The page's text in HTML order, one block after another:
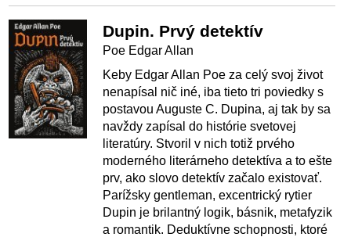
Dupin. Prvý detektív
Poe Edgar Allan
Keby Edgar Allan Poe za celý svoj život
nenapísal nič iné, iba tieto tri poviedky s
postavou Auguste C. Dupina, aj tak by sa
navždy zapísal do histórie svetovej
literatúry. Stvoril v nich totiž prvého
moderného literárneho detektíva a to ešte
prv, ako slovo detektív začalo existovať.
Parížsky gentleman, excentrický rytier
Dupin je brilantný logik, básnik, metafyzik
a romantik. Deduktívne schopnosti, ktoré